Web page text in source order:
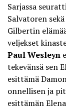
Sarjassa
Salvatoren
Gilbertin
veljekset
Paul Wesleyn
tekevänsä sen
esittämä
onnellisen ja
esittämän